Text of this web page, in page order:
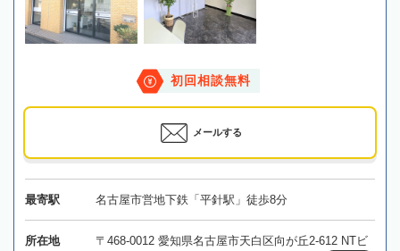
初回相談無料
メールする
最寄駅 名古屋市営地下鉄「平針駅」徒歩8分
所在地
〒468-0012 愛知県名古屋市天白区向が丘2-612 NTビ